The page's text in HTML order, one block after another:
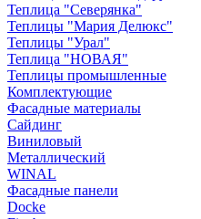
Теплица "Северянка"
Теплицы "Мария Делюкс"
Теплицы "Урал"
Теплица "НОВАЯ"
Теплицы промышленные
Комплектующие
Фасадные материалы
Сайдинг
Виниловый
Металлический
WINAL
Фасадные панели
Docke